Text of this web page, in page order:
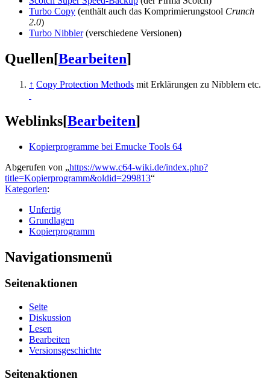
Turbo Copy (enthält auch das Komprimierungstool Crunch
2.0)
Turbo Nibbler(verschiedene Versionen)
Quellen[Bearbeiten]
↑ Copy Protection Methods mit Erklärungen zu Nibblern etc.
Weblinks[Bearbeiten]
Kopierprogramme bei Emucke Tools 64
Abgerufen von „https://www.c64-wiki.de/index.php?
title=Kopierprogramm&oldid=299813“
Kategorien:
Unfertig
Grundlagen
Kopierprogramm
Navigationsmenü
Seitenaktionen
Seite
Diskussion
Lesen
Bearbeiten
Versionsgeschichte
Seitenaktionen